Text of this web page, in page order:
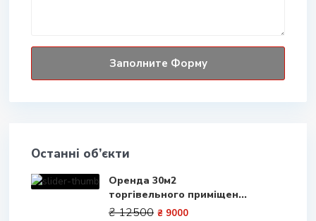
Останні об’єкти
Оренда 30м2
торгівельного приміщен...
₴ 12500 ₴ 9000